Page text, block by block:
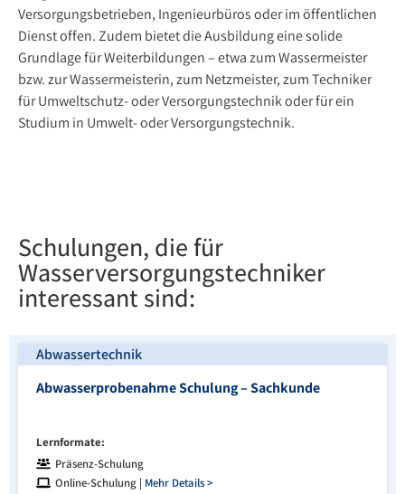
Versorgungsbetrieben, Ingenieurbüros oder im öffentlichen
Dienst offen. Zudem bietet die Ausbildung eine solide
Grundlage für Weiterbildungen – etwa zum Wassermeister
bzw. zur Wassermeisterin, zum Netzmeister, zum Techniker
für Umweltschutz- oder Versorgungstechnik oder für ein
Studium in Umwelt- oder Versorgungstechnik.
Schulungen, die für
Wasserversorgungstechniker
interessant sind:
Abwassertechnik
Abwasserprobenahme Schulung – Sachkunde
Lernformate:
Präsenz-Schulung
Online-Schulung | Mehr Details >